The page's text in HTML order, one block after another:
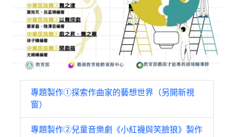
專題製作①探索作曲家的藝想世界（另開新視
窗）
專題製作②兒童音樂劇《小紅襪與笑臉狼》製作